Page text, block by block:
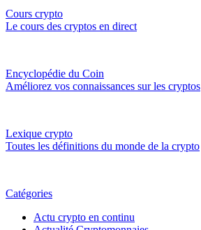
Cours crypto
Le cours des cryptos en direct
Encyclopédie du Coin
Améliorez vos connaissances sur les cryptos
Lexique crypto
Toutes les définitions du monde de la crypto
Catégories
Actu crypto en continu